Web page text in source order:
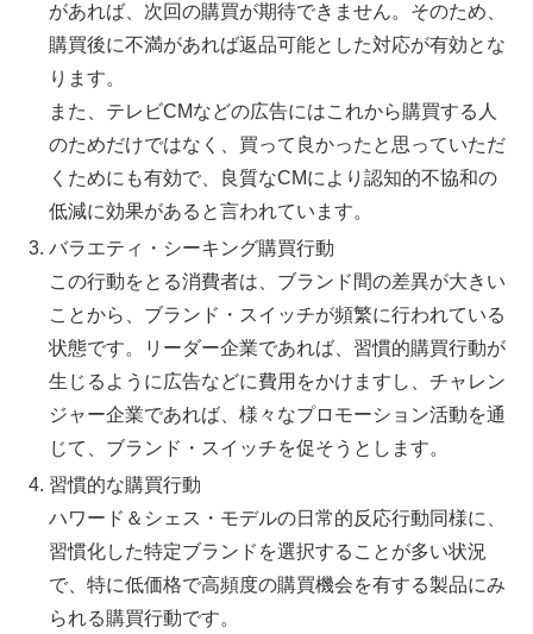
があれば、次回の購買が期待できません。そのため、
購買後に不満があれば返品可能とした対応が有効とな
ります。
また、テレビCMなどの広告にはこれから購買する人
のためだけではなく、買って良かったと思っていただ
くためにも有効で、良質なCMにより認知的不協和の
低減に効果があると言われています。
バラエティ・シーキング購買行動
この行動をとる消費者は、ブランド間の差異が大きい
ことから、ブランド・スイッチが頻繁に行われている
状態です。リーダー企業であれば、習慣的購買行動が
生じるように広告などに費用をかけますし、チャレン
ジャー企業であれば、様々なプロモーション活動を通
じて、ブランド・スイッチを促そうとします。
習慣的な購買行動
ハワード＆シェス・モデルの日常的反応行動同様に、
習慣化した特定ブランドを選択することが多い状況
で、特に低価格で高頻度の購買機会を有する製品にみ
られる購買行動です。